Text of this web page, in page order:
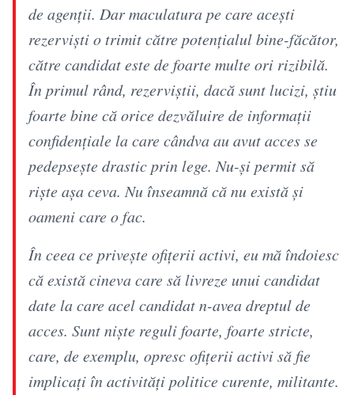
de agenții. Dar maculatura pe care acești
rezerviști o trimit către potențialul bine-făcător,
către candidat este de foarte multe ori rizibilă.
În primul rând, rezerviștii, dacă sunt lucizi, știu
foarte bine că orice dezvăluire de informații
confidențiale la care cândva au avut acces se
pedepsește drastic prin lege. Nu-și permit să
riște așa ceva. Nu înseamnă că nu există și
oameni care o fac.
În ceea ce privește ofițerii activi, eu mă îndoiesc
că există cineva care să livreze unui candidat
date la care acel candidat n-avea dreptul de
acces. Sunt niște reguli foarte, foarte stricte,
care, de exemplu, opresc ofițerii activi să fie
implicați în activități politice curente, militante.